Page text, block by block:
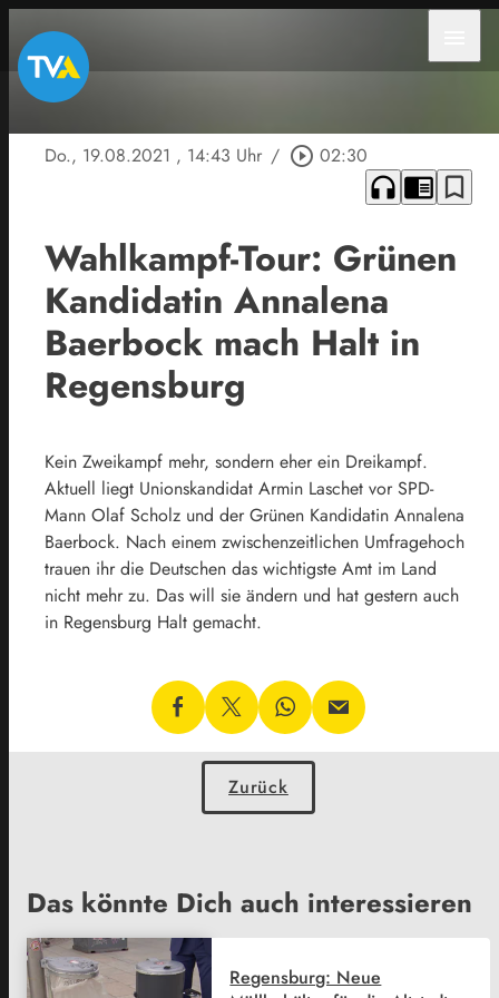
Do., 19.08.2021 , 14:43 Uhr / play_circle_outline 02:30
headphones chrome_reader_mode bookmark_border
Wahlkampf-Tour: Grünen
Kandidatin Annalena
Baerbock mach Halt in
Regensburg
Kein Zweikampf mehr, sondern eher ein Dreikampf.
Aktuell liegt Unionskandidat Armin Laschet vor SPD-
Mann Olaf Scholz und der Grünen Kandidatin Annalena
Baerbock. Nach einem zwischenzeitlichen Umfragehoch
trauen ihr die Deutschen das wichtigste Amt im Land
nicht mehr zu. Das will sie ändern und hat gestern auch
in Regensburg Halt gemacht.
Zurück
Das könnte Dich auch interessieren
Regensburg: Neue